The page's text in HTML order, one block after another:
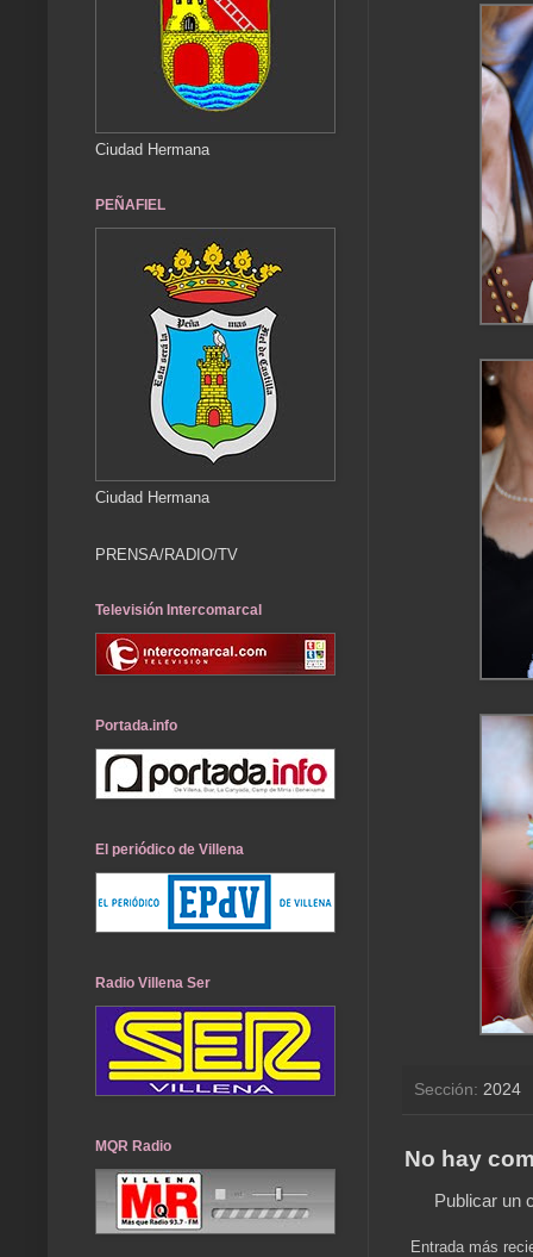
Sección: 2024
No hay
Publicar un
Entrada más
Ciudad Hermana
PEÑAFIEL
Ciudad Hermana
PRENSA/RADIO/TV
Televisión Intercomarcal
Portada.info
El periódico de Villena
Radio Villena Ser
MQR Radio